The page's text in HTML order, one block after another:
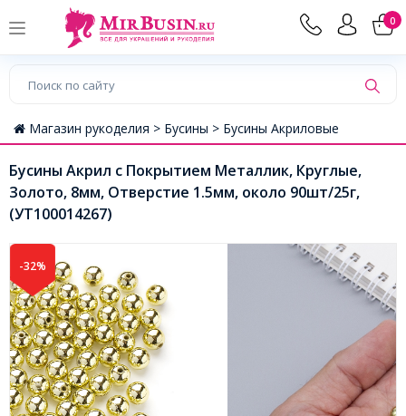
0
Магазин рукоделия > Бусины > Бусины Акриловые
Бусины Акрил с Покрытием Металлик, Круглые,
Золото, 8мм, Отверстие 1.5мм, около 90шт/25г,
(УТ100014267)
-32%